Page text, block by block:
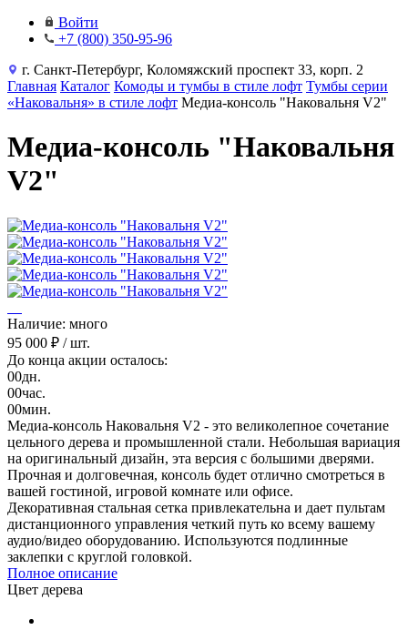
Войти
+7 (800) 350-95-96
г. Санкт-Петербург, Коломяжский проспект 33, корп. 2
Главная Каталог Комоды и тумбы в стиле лофт Тумбы серии
«Наковальня» в стиле лофт Медиа-консоль "Наковальня V2"
Медиа-консоль "Наковальня
V2"
Наличие: много
95 000 ₽ / шт.
До конца акции осталось:
00дн.
00час.
00мин.
Медиа-консоль Наковальня V2 - это великолепное сочетание
цельного дерева и промышленной стали. Небольшая вариация
на оригинальный дизайн, эта версия с большими дверями.
Прочная и долговечная, консоль будет отлично смотреться в
вашей гостиной, игровой комнате или офисе.
Декоративная стальная сетка привлекательна и дает пультам
дистанционного управления четкий путь ко всему вашему
аудио/видео оборудованию. Используются подлинные
заклепки с круглой головкой.
Полное описание
Цвет дерева